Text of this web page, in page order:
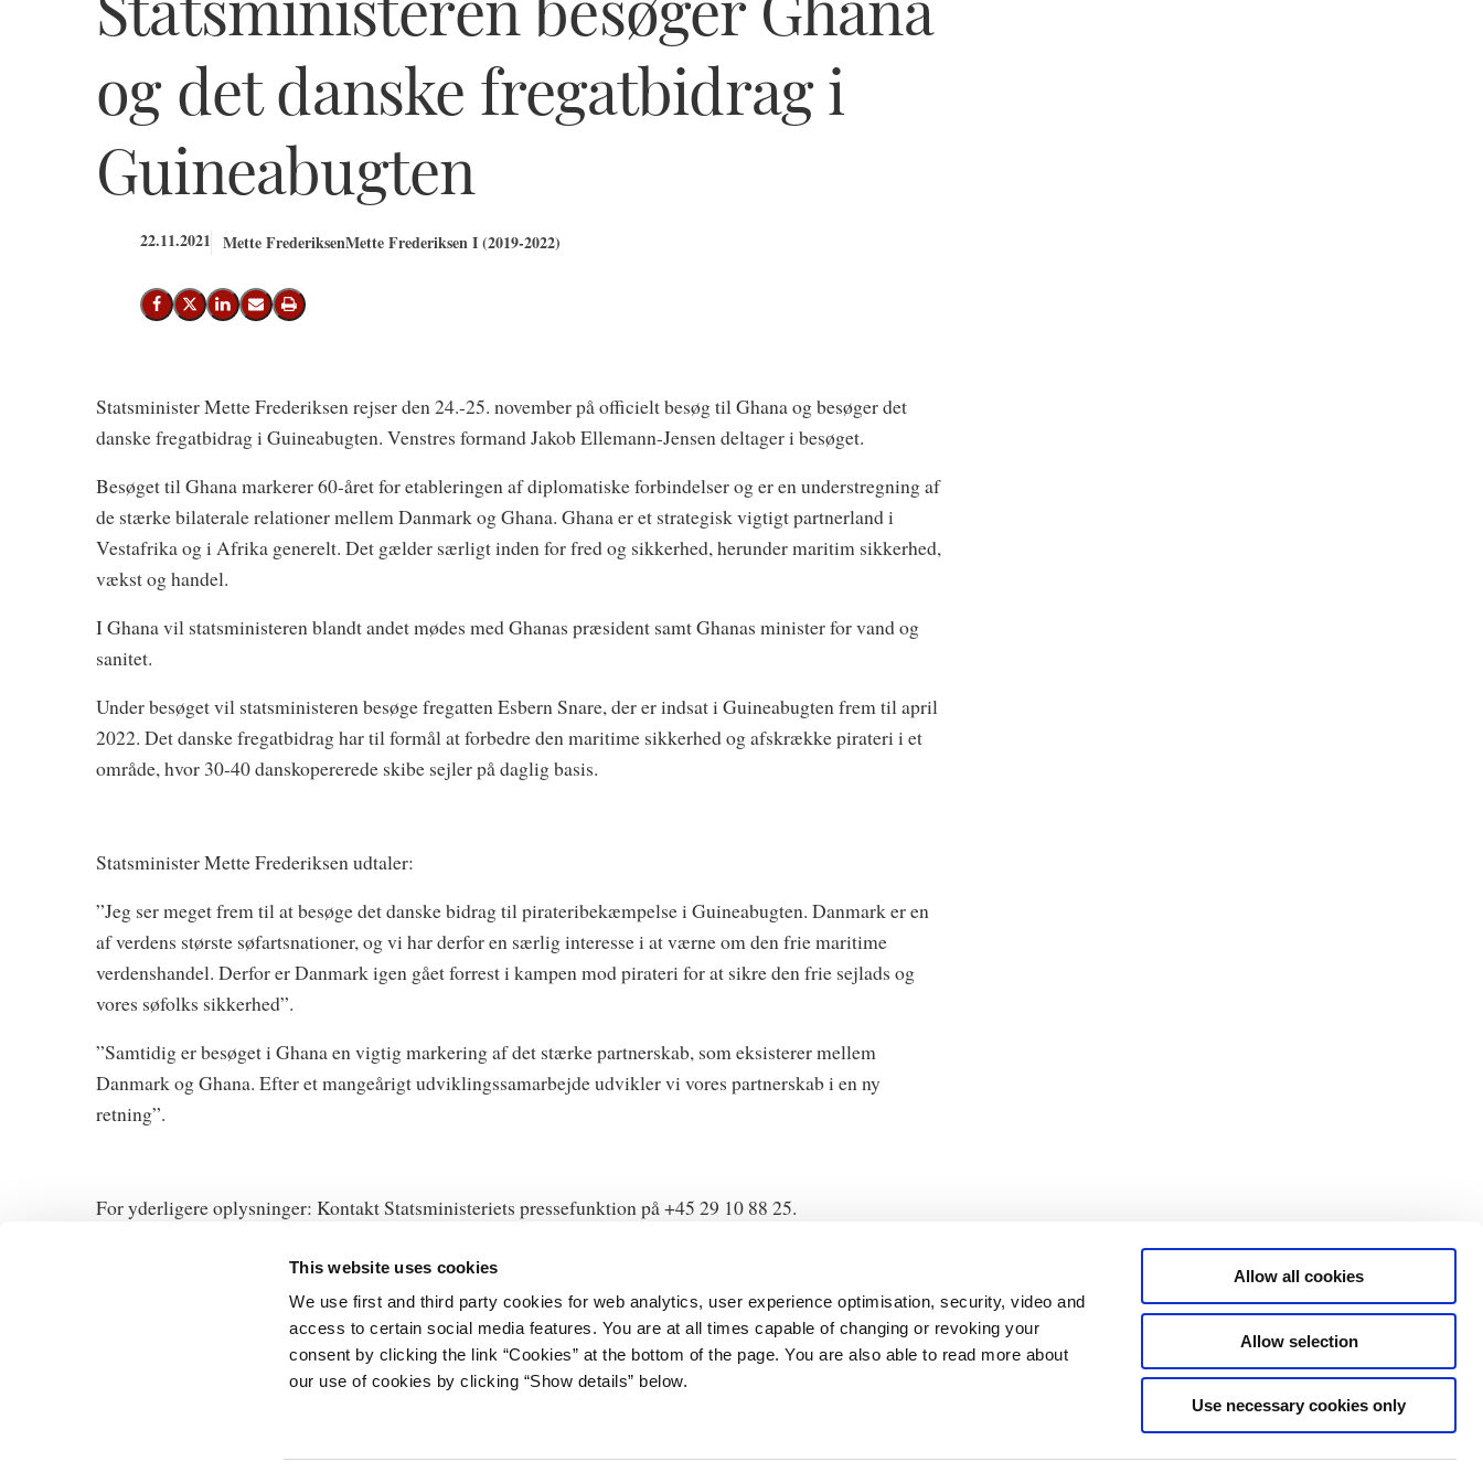
This website uses cookies
We use first and third party cookies for web analytics, user experience optimisation, security, video and
access to certain social media features. You are at all times capable of changing or revoking your
consent by clicking the link “Cookies” at the bottom of the page. You are also able to read more about
our use of cookies by clicking “Show details” below.
Allow all cookies
Allow selection
Use necessary cookies only
og det danske fregatbidrag i
Guineabugten
22.11.2021 Mette FrederiksenMette Frederiksen I (2019-2022)
Del på Facebook
Del på X (Twitter)
Del på LinkedIn
Send email
Print
Statsminister Mette Frederiksen rejser den 24.-25. november på officielt besøg til Ghana og besøger det
danske fregatbidrag i Guineabugten. Venstres formand Jakob Ellemann-Jensen deltager i besøget.
Besøget til Ghana markerer 60-året for etableringen af diplomatiske forbindelser og er en understregning af
de stærke bilaterale relationer mellem Danmark og Ghana. Ghana er et strategisk vigtigt partnerland i
Vestafrika og i Afrika generelt. Det gælder særligt inden for fred og sikkerhed, herunder maritim sikkerhed,
vækst og handel.
I Ghana vil statsministeren blandt andet mødes med Ghanas præsident samt Ghanas minister for vand og
sanitet.
Under besøget vil statsministeren besøge fregatten Esbern Snare, der er indsat i Guineabugten frem til april
2022. Det danske fregatbidrag har til formål at forbedre den maritime sikkerhed og afskrække pirateri i et
område, hvor 30-40 danskopererede skibe sejler på daglig basis.
Statsminister Mette Frederiksen udtaler:
”Jeg ser meget frem til at besøge det danske bidrag til pirateribekæmpelse i Guineabugten. Danmark er en
af verdens største søfartsnationer, og vi har derfor en særlig interesse i at værne om den frie maritime
verdenshandel. Derfor er Danmark igen gået forrest i kampen mod pirateri for at sikre den frie sejlads og
vores søfolks sikkerhed”.
”Samtidig er besøget i Ghana en vigtig markering af det stærke partnerskab, som eksisterer mellem
Danmark og Ghana. Efter et mangeårigt udviklingssamarbejde udvikler vi vores partnerskab i en ny
retning”.
For yderligere oplysninger: Kontakt Statsministeriets pressefunktion på +45 29 10 88 25.
Statsministeriet
Prins Jørgens Gård 11
Databeskyttelse
Tilgængelighedserklæring
Statsministeriet på X
Rigsombudsmanden på Færøerne
Rigsombudsmanden i Grønland